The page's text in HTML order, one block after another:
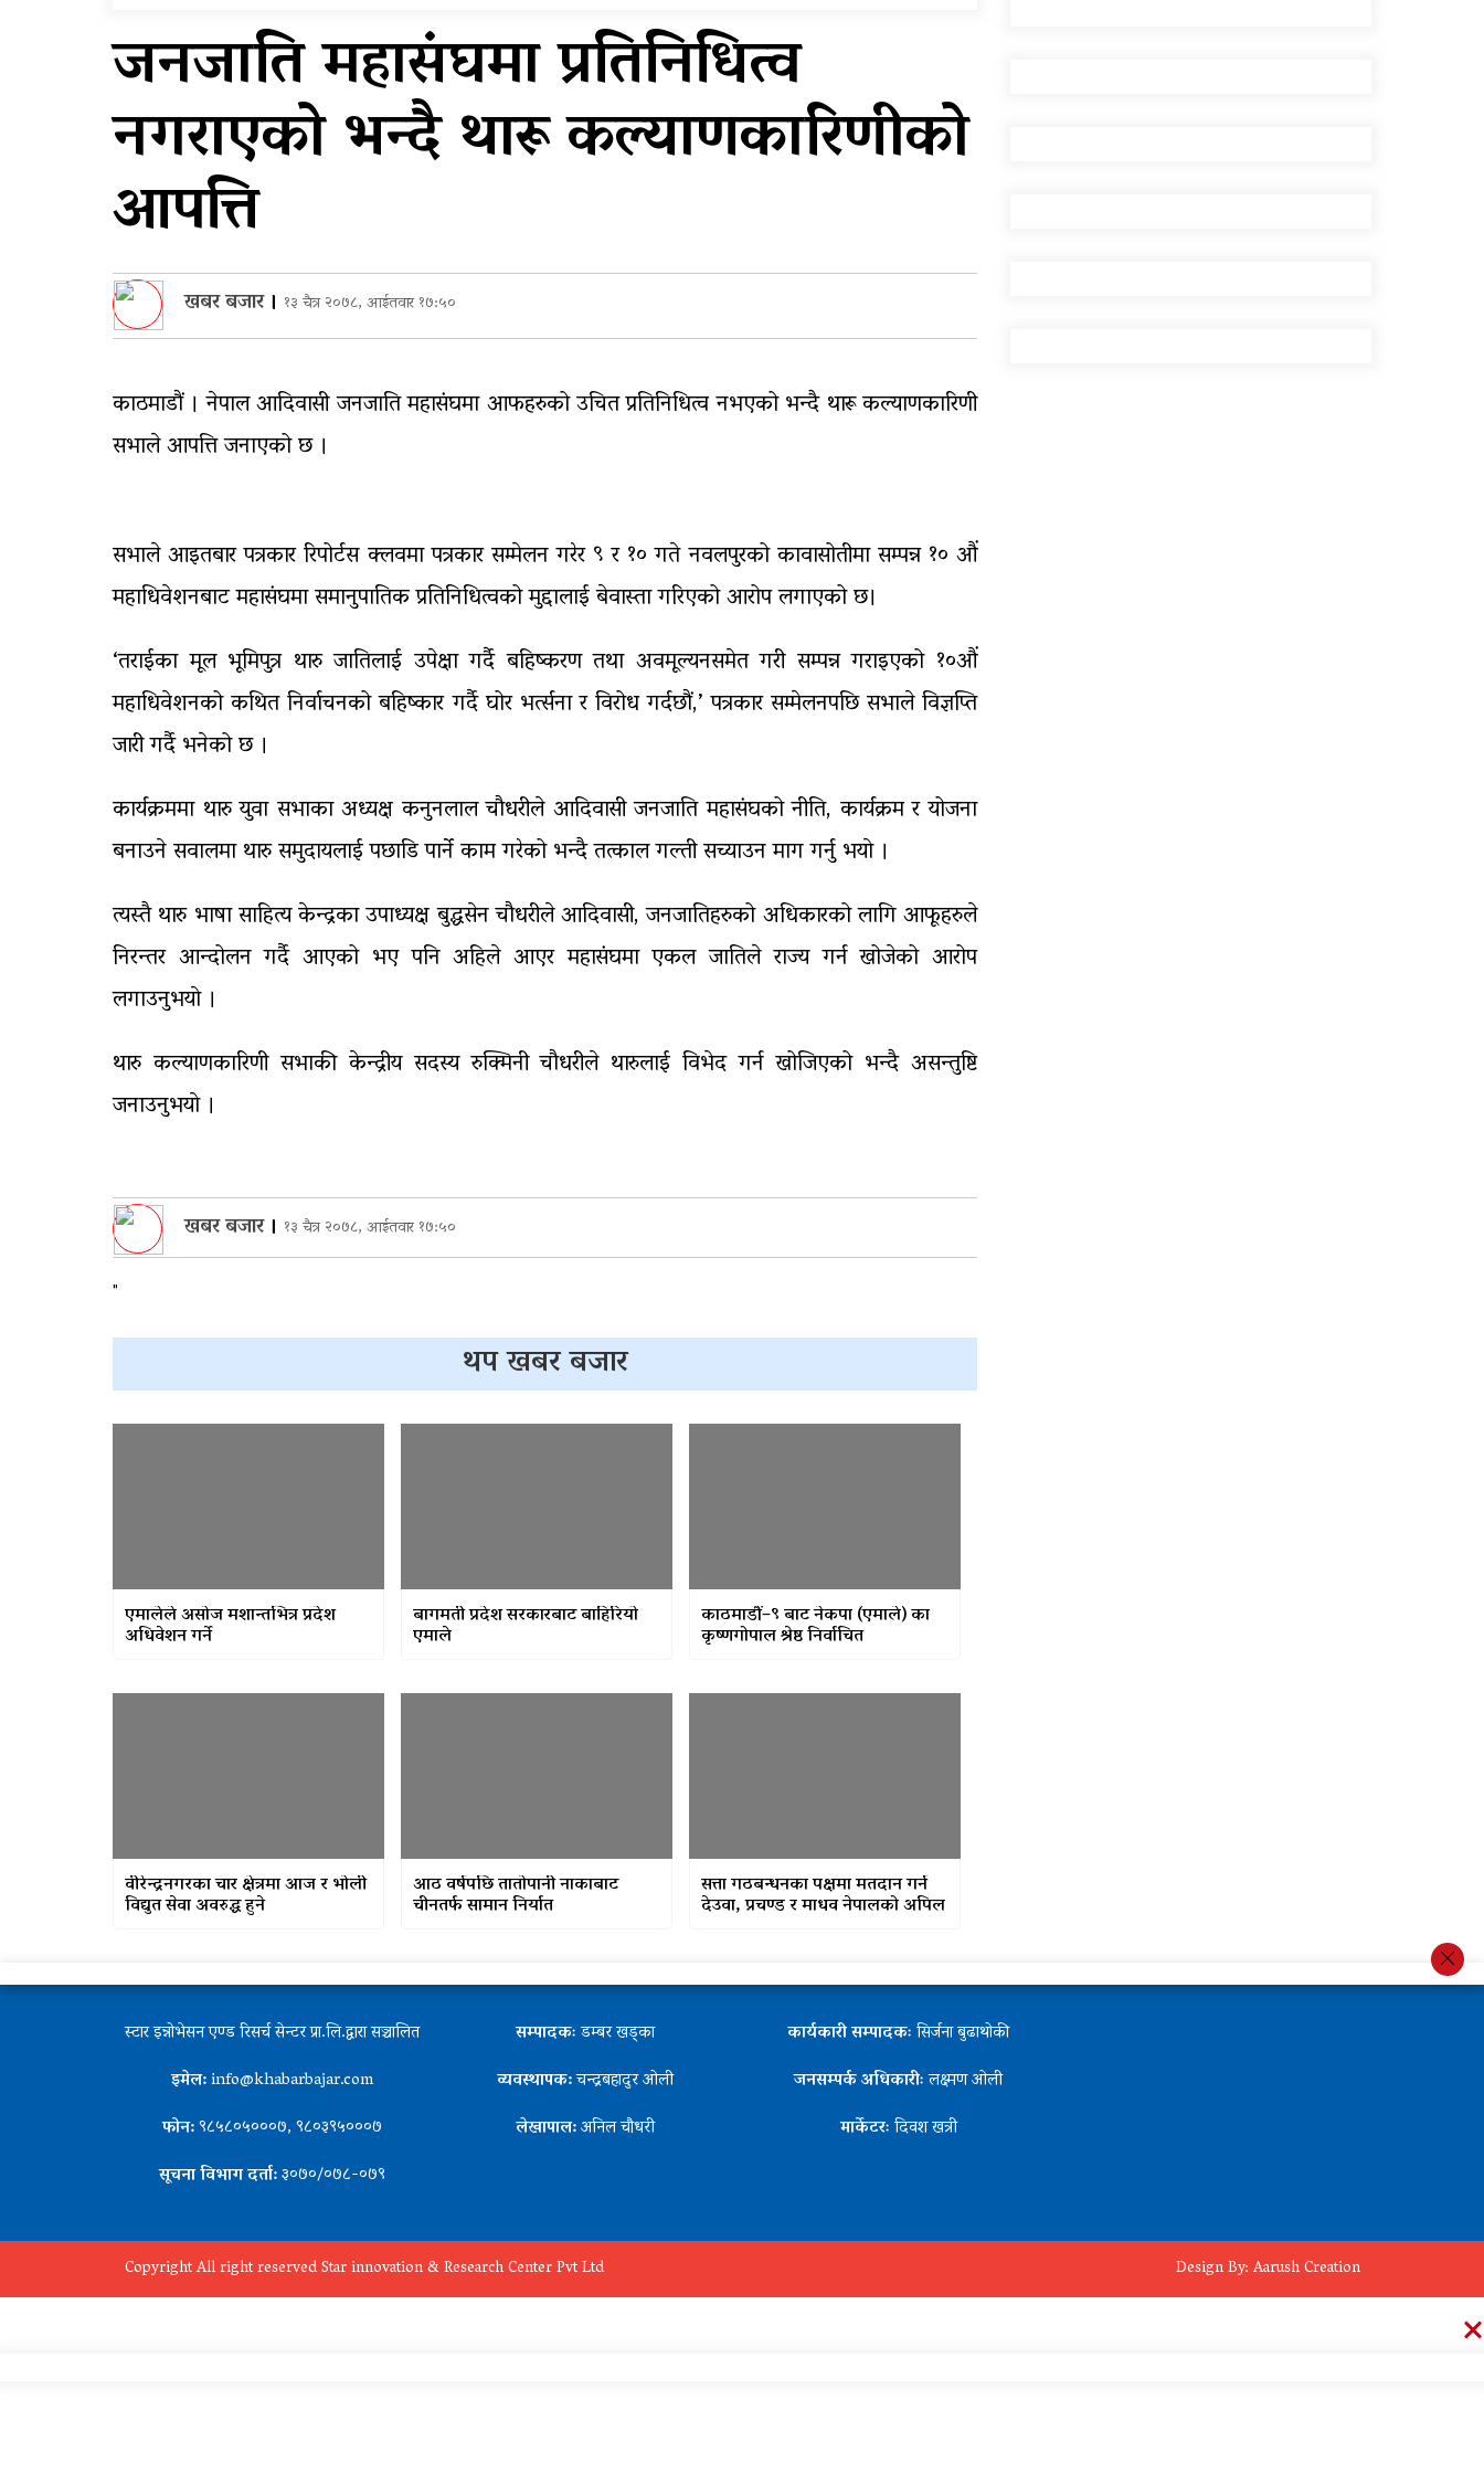
शुल्कदर यस्तो छ…
घरमाथि पहिरो खस्दा ३ वर्षीय
बालकको मृत्यु, दुई घाइते
घरमाथिबाट पहिरो खसेपछि १३
घरधुरी स्थानान्तरण
जनजाति महासंघमा प्रतिनिधित्व
नगराएको भन्दै थारू कल्याणकारिणीको
आपत्ति
खबर बजार। १३ चैत्र २०७८, आईतवार १७:५०
काठमाडौं । नेपाल आदिवासी जनजाति महासंघमा आफहरुको उचित प्रतिनिधित्व नभएको भन्दै थारू कल्याणकारिणी
सभाले आपत्ति जनाएको छ ।
सभाले आइतबार पत्रकार रिपोर्टस क्लवमा पत्रकार सम्मेलन गरेर ९ र १० गते नवलपुरको कावासोतीमा सम्पन्न १० औं
महाधिवेशनबाट महासंघमा समानुपातिक प्रतिनिधित्वको मुद्दालाई बेवास्ता गरिएको आरोप लगाएको छ।
‘तराईका मूल भूमिपुत्र थारु जातिलाई उपेक्षा गर्दै बहिष्करण तथा अवमूल्यनसमेत गरी सम्पन्न गराइएको १०औं
महाधिवेशनको कथित निर्वाचनको बहिष्कार गर्दै घोर भर्त्सना र विरोध गर्दछौं,’ पत्रकार सम्मेलनपछि सभाले विज्ञप्ति
जारी गर्दै भनेको छ ।
कार्यक्रममा थारु युवा सभाका अध्यक्ष कनुनलाल चौधरीले आदिवासी जनजाति महासंघको नीति, कार्यक्रम र योजना
बनाउने सवालमा थारु समुदायलाई पछाडि पार्ने काम गरेको भन्दै तत्काल गल्ती सच्याउन माग गर्नु भयाे ।
त्यस्तै थारु भाषा साहित्य केन्द्रका उपाध्यक्ष बुद्धसेन चौधरीले आदिवासी, जनजातिहरुको अधिकारको लागि आफूहरुले
निरन्तर आन्दोलन गर्दै आएको भए पनि अहिले आएर महासंघमा एकल जातिले राज्य गर्न खोजेको आरोप
लगाउनुभयाे ।
थारु कल्याणकारिणी सभाकी केन्द्रीय सदस्य रुक्मिनी चौधरीले थारुलाई विभेद गर्न खोजिएको भन्दै असन्तुष्टि
जनाउनुभयाे ।
खबर बजार। १३ चैत्र २०७८, आईतवार १७:५०
"
थप खबर बजार
एमालेले असोज मशान्तभित्र प्रदेश
अधिवेशन गर्ने
बागमती प्रदेश सरकारबाट बाहिरियो
एमाले
काठमाडौं–९ बाट नेकपा (एमाले) का
कृष्णगोपाल श्रेष्ठ निर्वाचित
वीरेन्द्रनगरका चार क्षेत्रमा आज र भोली
विद्युत सेवा अवरुद्ध हुने
आठ वर्षपछि तातोपानी नाकाबाट
चीनतर्फ सामान निर्यात
सत्ता गठबन्धनका पक्षमा मतदान गर्न
देउवा, प्रचण्ड र माधव नेपालको अपिल
स्टार इन्नोभेसन एण्ड रिसर्च सेन्टर प्रा.लि.द्वारा सञ्चालित
इमेल:info@khabarbajar.com
फोन:९८५८०५०००७, ९८०३९५०००७
सूचना विभाग दर्ता:३०७०/०७८-०७९
सम्पादकःडम्बर खड्का
व्यवस्थापक:चन्द्रबहादुर ओली
लेखापाल:अनिल चौधरी
कार्यकारी सम्पादकःसिर्जना बुढाथोकी
जनसम्पर्क अधिकारीःलक्ष्मण ओली
मार्केटरःदिवश खत्री
Copyright All right reserved Star innovation & Research Center Pvt Ltd Design By:Aarush Creation